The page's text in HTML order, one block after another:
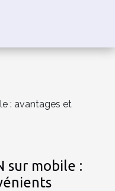
: avantages et
sur mobile :